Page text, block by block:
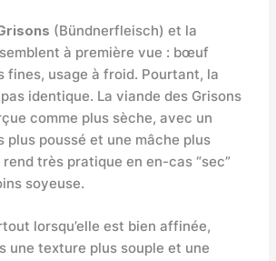
(Bündnerfleisch) et la
à première vue : bœuf
fines, usage à froid. Pourtant, la
identique. La viande des Grisons
comme plus sèche, avec un
plus poussé et une mâche plus
très pratique en en-cas “sec”
soyeuse.
lorsqu’elle est bien affinée,
une texture plus souple et une